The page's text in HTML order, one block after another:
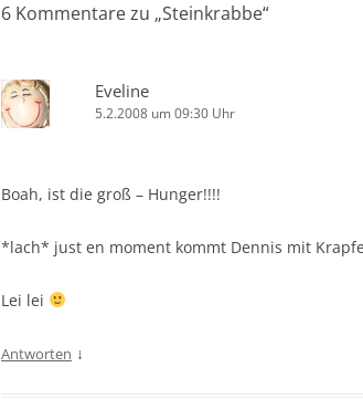
6 Kommentare zu „Steinkrabbe“
Eveline
5.2.2008 um 09:30 Uhr
Boah, ist die groß – Hunger!!!!
*lach* just en moment kommt Dennis mit
Lei lei
Antworten ↓